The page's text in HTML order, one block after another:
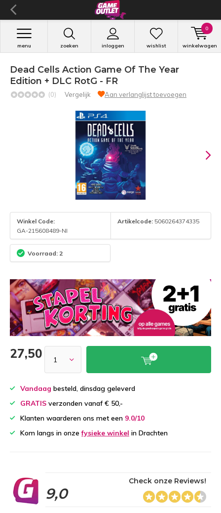
zoeken inloggen
menu wishlist winkelwagen
0
Dead Cells Action Game Of The Year
Edition + DLC RotG - FR
(0) Vergelijk Aan verlanglijst toevoegen
Winkel Code:
GA-215608489-NI
Artikelcode: 5060264374335
Voorraad: 2
27,50
Vandaag besteld, dinsdag geleverd
GRATIS verzonden vanaf € 50,-
Klanten waarderen ons met een 9.0/10
Kom langs in onzefysieke winkel in Drachten
9,0
Check onze Reviews!